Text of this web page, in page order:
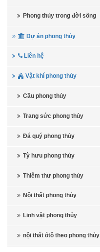
Phong thủy trong đời sống
Dự án phong thủy
Liên hệ
Vật khí phong thủy
Cầu phong thủy
Trang sức phong thủy
Đá quý phong thủy
Tỳ hưu phong thủy
Thiêm thư phong thủy
Nội thất phong thủy
Linh vật phong thủy
nội thất ôtô theo phong thủy